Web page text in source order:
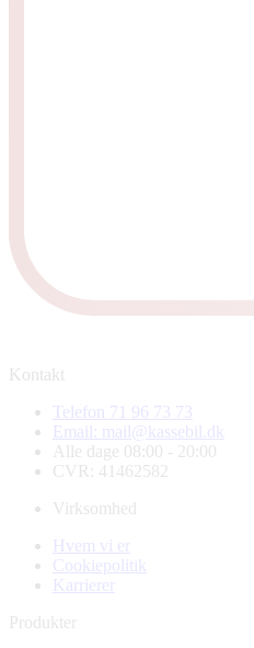
Kontakt
Telefon 71 96 73 73
Email: mail@kassebil.dk
Alle dage 08:00 - 20:00
CVR: 41462582
Virksomhed
Hvem vi er
Cookiepolitik
Karrierer
Produkter